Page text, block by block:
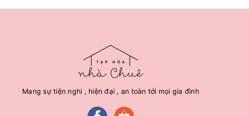
Mang sự tiện nghi , hiện đại , an toàn tới mọi gia đình